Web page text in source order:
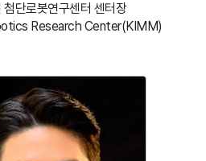
단로봇연구센터 센터장
Research Center(KIMM)